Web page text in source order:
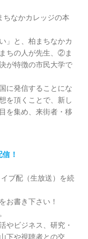
なかカレッジの本
」と、柏まちなかカ
ちの人が先生、②ま
が特徴の市民大学で
に発信することにな
を頂くことで、新し
を集め、来街者・移
！
ブ配（生放送）を続
お書き下さい！
やビジネス、研究・
下や視聴者との交